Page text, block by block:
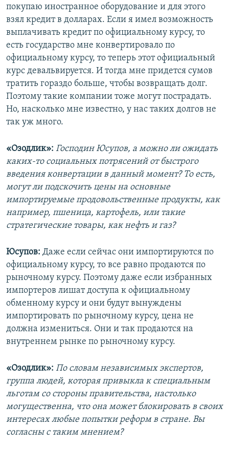
покупаю иностранное оборудование и для этого
взял кредит в долларах. Если я имел возможность
выплачивать кредит по официальному курсу, то
есть государство мне конвертировало по
официальному курсу, то теперь этот официальный
курс девальвируется. И тогда мне придется сумов
тратить гораздо больше, чтобы возвращать долг.
Поэтому такие компании тоже могут пострадать.
Но, насколько мне известно, у нас таких долгов не
так уж много.
«Озодлик»: Господин Юсупов, а можно ли ожидать
каких-то социальных потрясений от быстрого
введения конвертации в данный момент? То есть,
могут ли подскочить цены на основные
импортируемые продовольственные продукты, как
например, пшеница, картофель, или такие
стратегические товары, как нефть и газ?
Юсупов: Даже если сейчас они импортируются по
официальному курсу, то все равно продаются по
рыночному курсу. Поэтому даже если избранных
импортеров лишат доступа к официальному
обменному курсу и они будут вынуждены
импортировать по рыночному курсу, цена не
должна измениться. Они и так продаются на
внутреннем рынке по рыночному курсу.
«Озодлик»: По словам независимых экспертов,
группа людей, которая привыкла к специальным
льготам со стороны правительства, настолько
могущественна, что она может блокировать в своих
интересах любые попытки реформ в стране. Вы
согласны с таким мнением?